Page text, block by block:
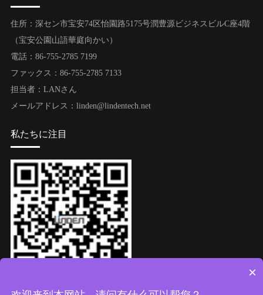
住所：深セン市宝安74区怡園路5175号潤豊源ビジネスビルC座4階
（宝安公園山語華庭向かい）
電話：86-755-2785 7199
ファックス：86-755-2785 7133
担当者：LANさん
メールアドレス：linden@lindentech.net
私たちに注目
ウィーチャット公式アカウント
×